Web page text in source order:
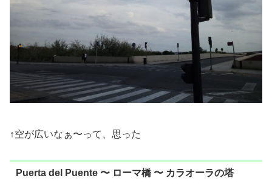
↑空が広いなぁ〜って、思った
Puerta del Puente 〜 ローマ橋 〜 カラオーラの塔